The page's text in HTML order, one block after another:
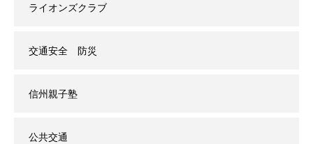
ライオンズクラブ
交通安全 防災
信州親子塾
公共交通